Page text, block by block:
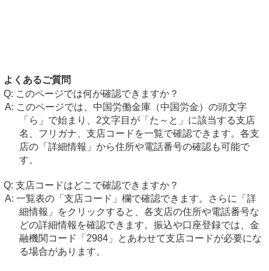
よくあるご質問
このページでは何が確認できますか？
このページでは、中国労働金庫（中国労金）の頭文字
「ら」で始まり、2文字目が「た～と」に該当する支店
名、フリガナ、支店コードを一覧で確認できます。各支
店の「詳細情報」から住所や電話番号の確認も可能で
す。
支店コードはどこで確認できますか？
一覧表の「支店コード」欄で確認できます。さらに「詳
細情報」をクリックすると、各支店の住所や電話番号な
どの詳細情報を確認できます。振込や口座登録では、金
融機関コード「2984」とあわせて支店コードが必要にな
る場合があります。